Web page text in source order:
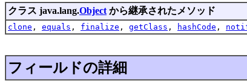
クラス java.lang.Object から継承されたメソッド
clone , equals , finalize , getClass , hashCode ,
フィールドの詳細